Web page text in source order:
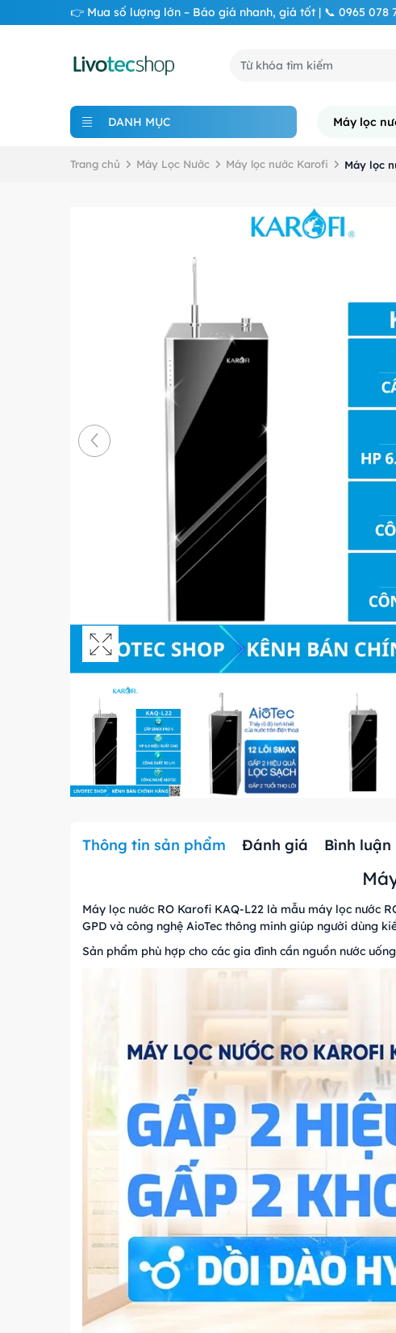
👉 Mua số lượng lớn – Báo giá nhanh, giá tốt | 📞 0965 078
DANH MỤC Máy lọc
Trang chủ Máy Lọc Nước Máy lọc nước Karofi Máy lọc
Thông tin sản phẩm Đánh giá Bình luận
Máy lọc nước RO Karofi KAQ-L22 là mẫu máy lọc nước
GPD và công nghệ AioTec thông minh giúp người dùng
Sản phẩm phù hợp cho các gia đình cần nguồn nước